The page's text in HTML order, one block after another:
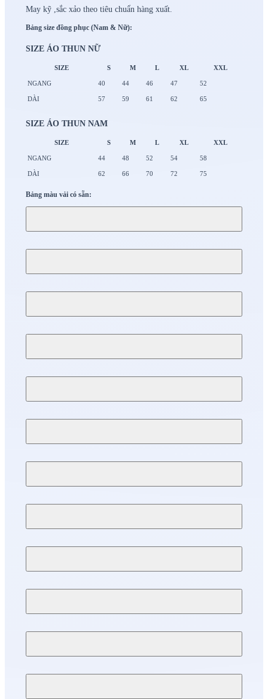
May kỹ ,sắc xảo theo tiêu chuẩn hàng xuất.
Bảng size đồng phục (Nam & Nữ):
SIZE ÁO THUN NỮ
SIZE S M L XL XXL
NGANG 40 44 46 47 52
DÀI 57 59 61 62 65
SIZE ÁO THUN NAM
SIZE S M L XL XXL
NGANG 44 48 52 54 58
DÀI 62 66 70 72 75
Bảng màu vải có sẵn: